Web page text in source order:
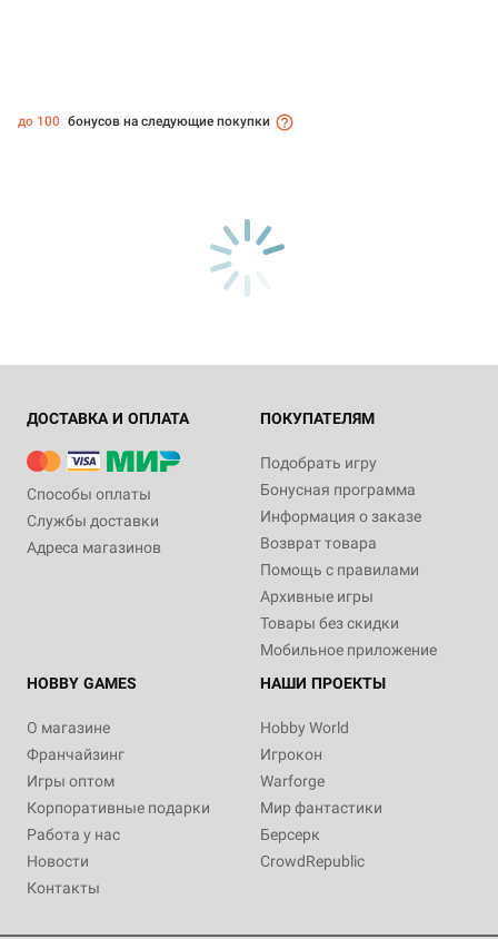
до 100 бонусов на следующие покупки
ДОСТАВКА И ОПЛАТА
Способы оплаты
Службы доставки
Адреса магазинов
ПОКУПАТЕЛЯМ
Подобрать игру
Бонусная программа
Информация о заказе
Возврат товара
Помощь с правилами
Архивные игры
Товары без скидки
Мобильное приложение
HOBBY GAMES
О магазине
Франчайзинг
Игры оптом
Корпоративные подарки
Работа у нас
Новости
Контакты
НАШИ ПРОЕКТЫ
Hobby World
Игрокон
Warforge
Мир фантастики
Берсерк
CrowdRepublic